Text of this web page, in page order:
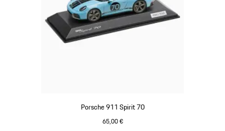
Porsche 911 Spirit 70
65,00 €